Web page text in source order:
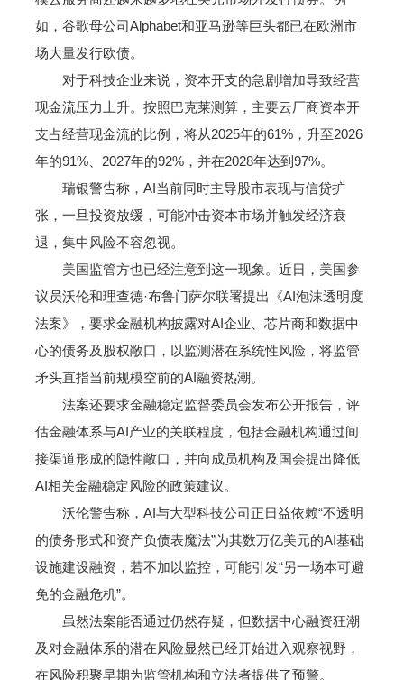
如，谷歌母公司Alphabet和亚马逊等巨头都已在欧洲市
场大量发行欧债。
对于科技企业来说，资本开支的急剧增加导致经营
现金流压力上升。按照巴克莱测算，主要云厂商资本开
支占经营现金流的比例，将从2025年的61%，升至2026
年的91%、2027年的92%，并在2028年达到97%。
瑞银警告称，AI当前同时主导股市表现与信贷扩
张，一旦投资放缓，可能冲击资本市场并触发经济衰
退，集中风险不容忽视。
美国监管方也已经注意到这一现象。近日，美国参
议员沃伦和理查德·布鲁门萨尔联署提出《AI泡沫透明度
法案》，要求金融机构披露对AI企业、芯片商和数据中
心的债务及股权敞口，以监测潜在系统性风险，将监管
矛头直指当前规模空前的AI融资热潮。
法案还要求金融稳定监督委员会发布公开报告，评
估金融体系与AI产业的关联程度，包括金融机构通过间
接渠道形成的隐性敞口，并向成员机构及国会提出降低
AI相关金融稳定风险的政策建议。
沃伦警告称，AI与大型科技公司正日益依赖“不透明
的债务形式和资产负债表魔法”为其数万亿美元的AI基础
设施建设融资，若不加以监控，可能引发“另一场本可避
免的金融危机”。
虽然法案能否通过仍然存疑，但数据中心融资狂潮
及对金融体系的潜在风险显然已经开始进入观察视野，
在风险积聚早期为监管机构和立法者提供了预警。